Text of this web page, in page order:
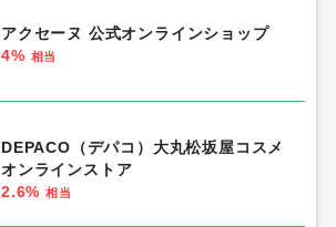
アクセーヌ 公式オンラインショップ
4% 相当
DEPACO（デパコ）大丸松坂屋コスメ
オンラインストア
2.6% 相当